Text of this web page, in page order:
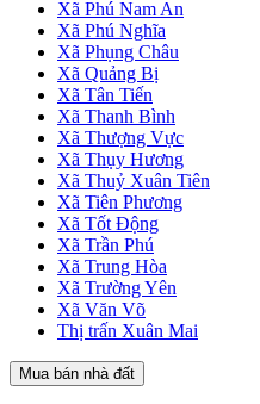
Xã Phú Nam An
Xã Phú Nghĩa
Xã Phụng Châu
Xã Quảng Bị
Xã Tân Tiến
Xã Thanh Bình
Xã Thượng Vực
Xã Thụy Hương
Xã Thuỷ Xuân Tiên
Xã Tiên Phương
Xã Tốt Động
Xã Trần Phú
Xã Trung Hòa
Xã Trường Yên
Xã Văn Võ
Thị trấn Xuân Mai
Mua bán nhà đất